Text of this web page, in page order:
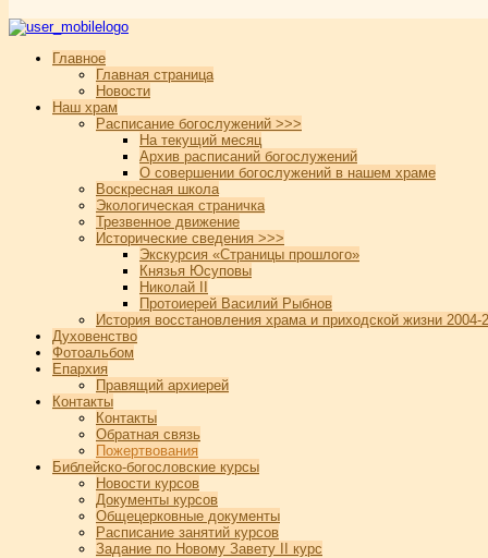
Главное
Главная страница
Новости
Наш храм
Расписание богослужений >>>
На текущий месяц
Архив расписаний богослужений
О совершении богослужений в нашем храме
Воскресная школа
Экологическая страничка
Трезвенное движение
Исторические сведения >>>
Экскурсия «Страницы прошлого»
Князья Юсуповы
Николай II
Протоиерей Василий Рыбнов
История восстановления храма и приходской жизни 2004-
Духовенство
Фотоальбом
Епархия
Правящий архиерей
Контакты
Контакты
Обратная связь
Пожертвования
Библейско-богословские курсы
Новости курсов
Документы курсов
Общецерковные документы
Расписание занятий курсов
Задание по Новому Завету II курс